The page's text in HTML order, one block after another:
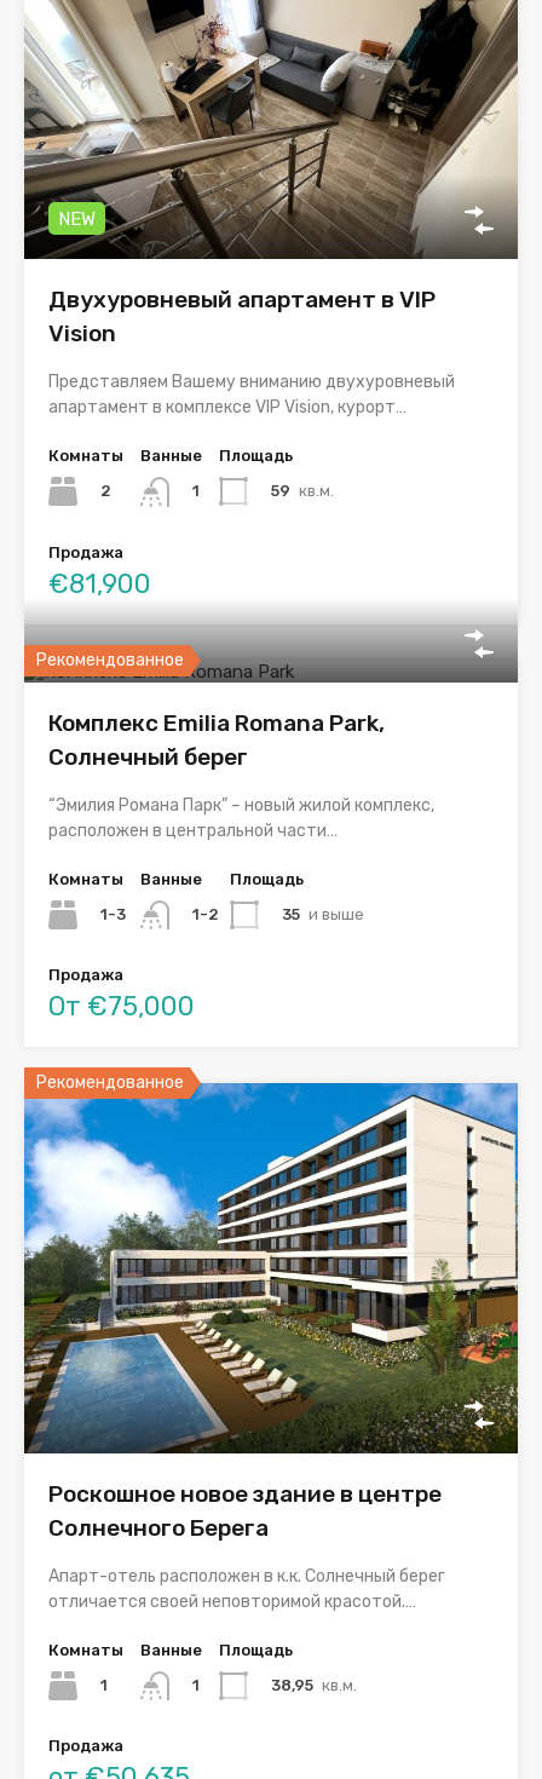
NEW
Двухуровневый апартамент в VIP
Vision
Представляем Вашему вниманию двухуровневый
апартамент в комплексе VIP Vision, курорт…
Комнаты
2
Ванные
1
Площадь
59 кв.м.
Продажа
€81,900
Рекомендованное
Комплекс Emilia Romana Park,
Солнечный берег
“Эмилия Романа Парк” – новый жилой комплекс,
расположен в центральной части…
Комнаты
1-3
Ванные
1-2
Площадь
35 и выше
Продажа
От €75,000
Рекомендованное
Роскошное новое здание в центре
Солнечного Берега
Апарт-отель расположен в к.к. Солнечный берег
отличается своей неповторимой красотой.…
Комнаты
1
Ванные
1
Площадь
38,95 кв.м.
Продажа